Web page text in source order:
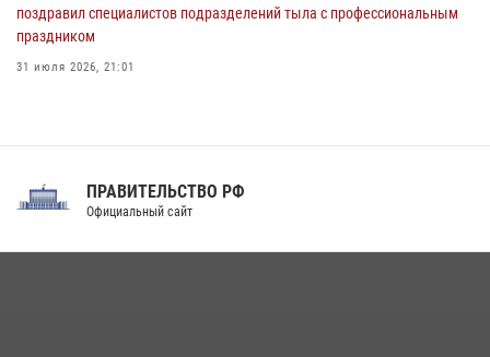
поздравил специалистов подразделений тыла с профессиональным
праздником
31 июля 2026, 21:01
Праздник «Один день с Росгвардией» к 105-летию Центрального
ПРАВИТЕЛЬСТВО РФ
Официальный сайт